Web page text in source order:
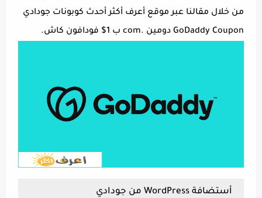
من خلال مقالنا عبر موقع أعرف أكثر أحدث كوبونات جودادي
GoDaddy Coupon دومين .com ب 1$ فودافون كاش.
أستضافة WordPress من جودادي